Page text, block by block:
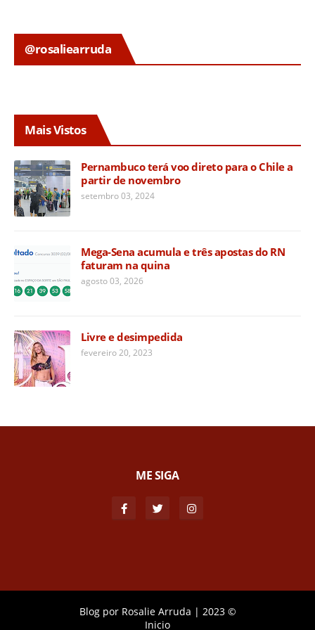
@rosaliearruda
Mais Vistos
Pernambuco terá voo direto para o Chile a
partir de novembro
setembro 03, 2024
Mega-Sena acumula e três apostas do RN
faturam na quina
agosto 03, 2026
Livre e desimpedida
fevereiro 20, 2023
ME SIGA
Blog por Rosalie Arruda | 2023 ©
Inicio